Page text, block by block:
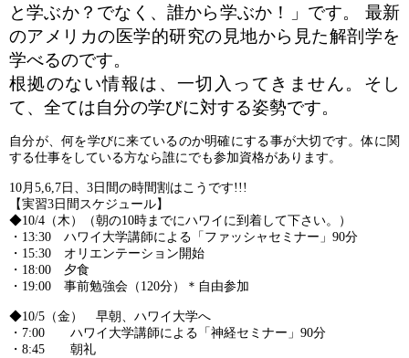
と学ぶか？でなく、誰から学ぶか！」です。
最新
のアメリカの医学的研究の見地から見た解剖学を
学べるのです。
根拠のない情報は、一切入ってきません。そし
て、全ては自分の学びに対する姿勢です。
自分が、何を学びに来ているのか明確にする事が大切です。体に関
する仕事をしている方なら誰にでも参加資格があります。
10月5,6,7日、3日間の時間割はこうです!!!
【実習3日間スケジュール】
◆10/4（木）（朝の10時までにハワイに到着して下さい。）
・13:30 ハワイ大学講師による「ファッシャセミナー」90分
・15:30 オリエンテーション開始
・18:00 夕食
・19:00 事前勉強会（120分）＊自由参加
◆10/5（金） 早朝、ハワイ大学へ
・7:00 ハワイ大学講師による「神経セミナー」90分
・8:45 朝礼